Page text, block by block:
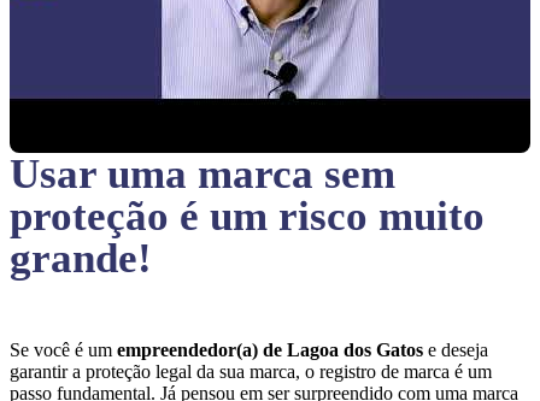
Usar uma marca sem
proteção é um risco muito
grande!
Se você é um empreendedor(a) de Lagoa dos Gatos e deseja
garantir a proteção legal da sua marca, o registro de marca é um
passo fundamental. Já pensou em ser surpreendido com uma marca